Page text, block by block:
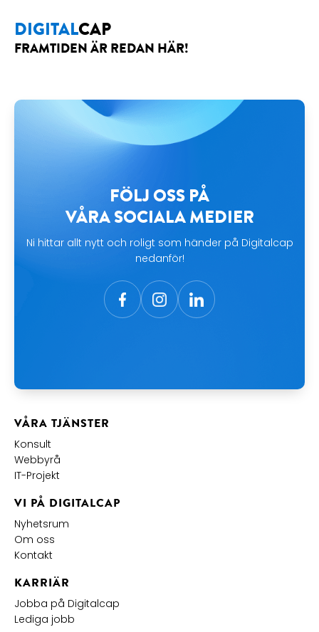
DIGITALCAP
FRAMTIDEN ÄR REDAN HÄR!
FÖLJ OSS PÅ
VÅRA SOCIALA MEDIER
Ni hittar allt nytt och roligt som händer på Digitalcap
nedanför!
VÅRA TJÄNSTER
Konsult
Webbyrå
IT-Projekt
VI PÅ DIGITALCAP
Nyhetsrum
Om oss
Kontakt
KARRIÄR
Jobba på Digitalcap
Lediga jobb